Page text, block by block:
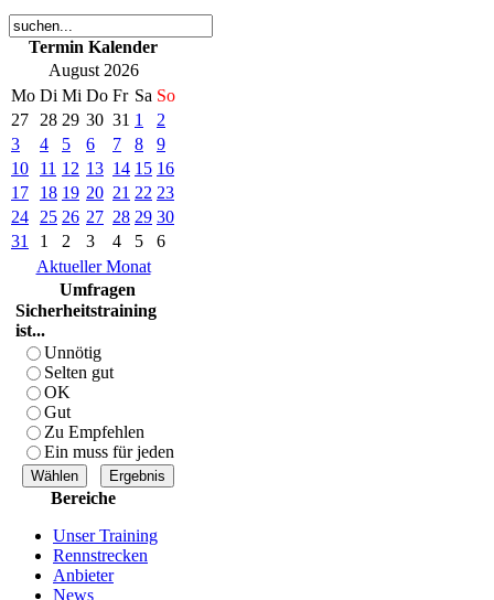
Termin Kalender
August 2026
Mo Di Mi Do Fr Sa So
27
28 29 30 31 1
2
3
4 5 6 7 8
9
10
11 12 13 14 15 16
17
18 19 20 21 22 23
24
25 26 27 28 29 30
31
1 2 3 4 5
6
Aktueller Monat
Umfragen
Sicherheitstraining
ist...
Unnötig
Selten gut
OK
Gut
Zu Empfehlen
Ein muss für jeden
Bereiche
Unser Training
Rennstrecken
Anbieter
News